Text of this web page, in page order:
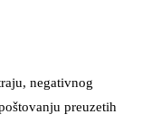
negativnog
preuzetih